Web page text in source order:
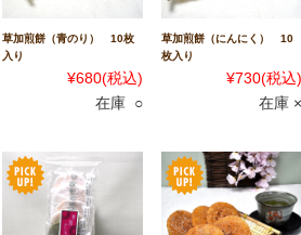
草加煎餅（青のり） 10枚
入り
¥680(税込)
在庫 ○
草加煎餅（にんにく） 10
枚入り
¥730(税込)
在庫 ×